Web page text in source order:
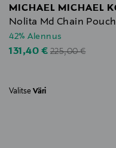
MICHAEL MICHAEL
Nolita Md Chain
42% Alennus
Discounted Price
131,40 €Original Price
225,00 €
Valitse Väri